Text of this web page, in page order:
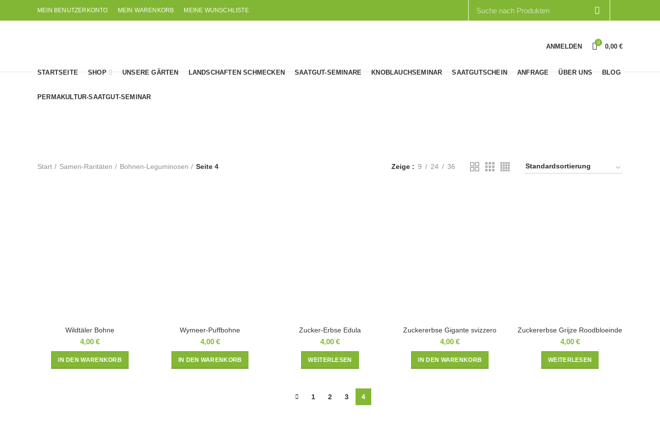
MEIN BENUTZERKONTO MEIN WARENKORB MEINE WUNSCHLISTE
ANMELDEN 0 0,00 €
STARTSEITE SHOP UNSERE GÄRTEN LANDSCHAFTEN SCHMECKEN SAATGUT-SEMINARE KNOBLAUCHSEMINAR SAATGUTSCHEIN ANFRAGE ÜBER UNS BLOG
PERMAKULTUR-SAATGUT-SEMINAR
Start Samen-Raritäten Bohnen-Leguminosen Seite 4 Zeige 9 24 36
Wildtäler Bohne
4,00€
IN DEN WARENKORB
Wymeer-Puffbohne
4,00 €
IN DEN WARENKORB
Zucker-Erbse Edula
4,00 €
WEITERLESEN
Zuckererbse Gigante svizzero
4,00€
IN DEN WARENKORB
Zuckererbse Grijze Roodbloeinde
4,00 €
WEITERLESEN
1 2 3 4